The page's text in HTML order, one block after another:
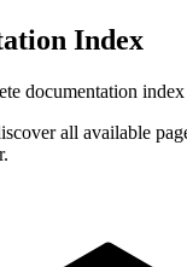
Index
documentation index
all available